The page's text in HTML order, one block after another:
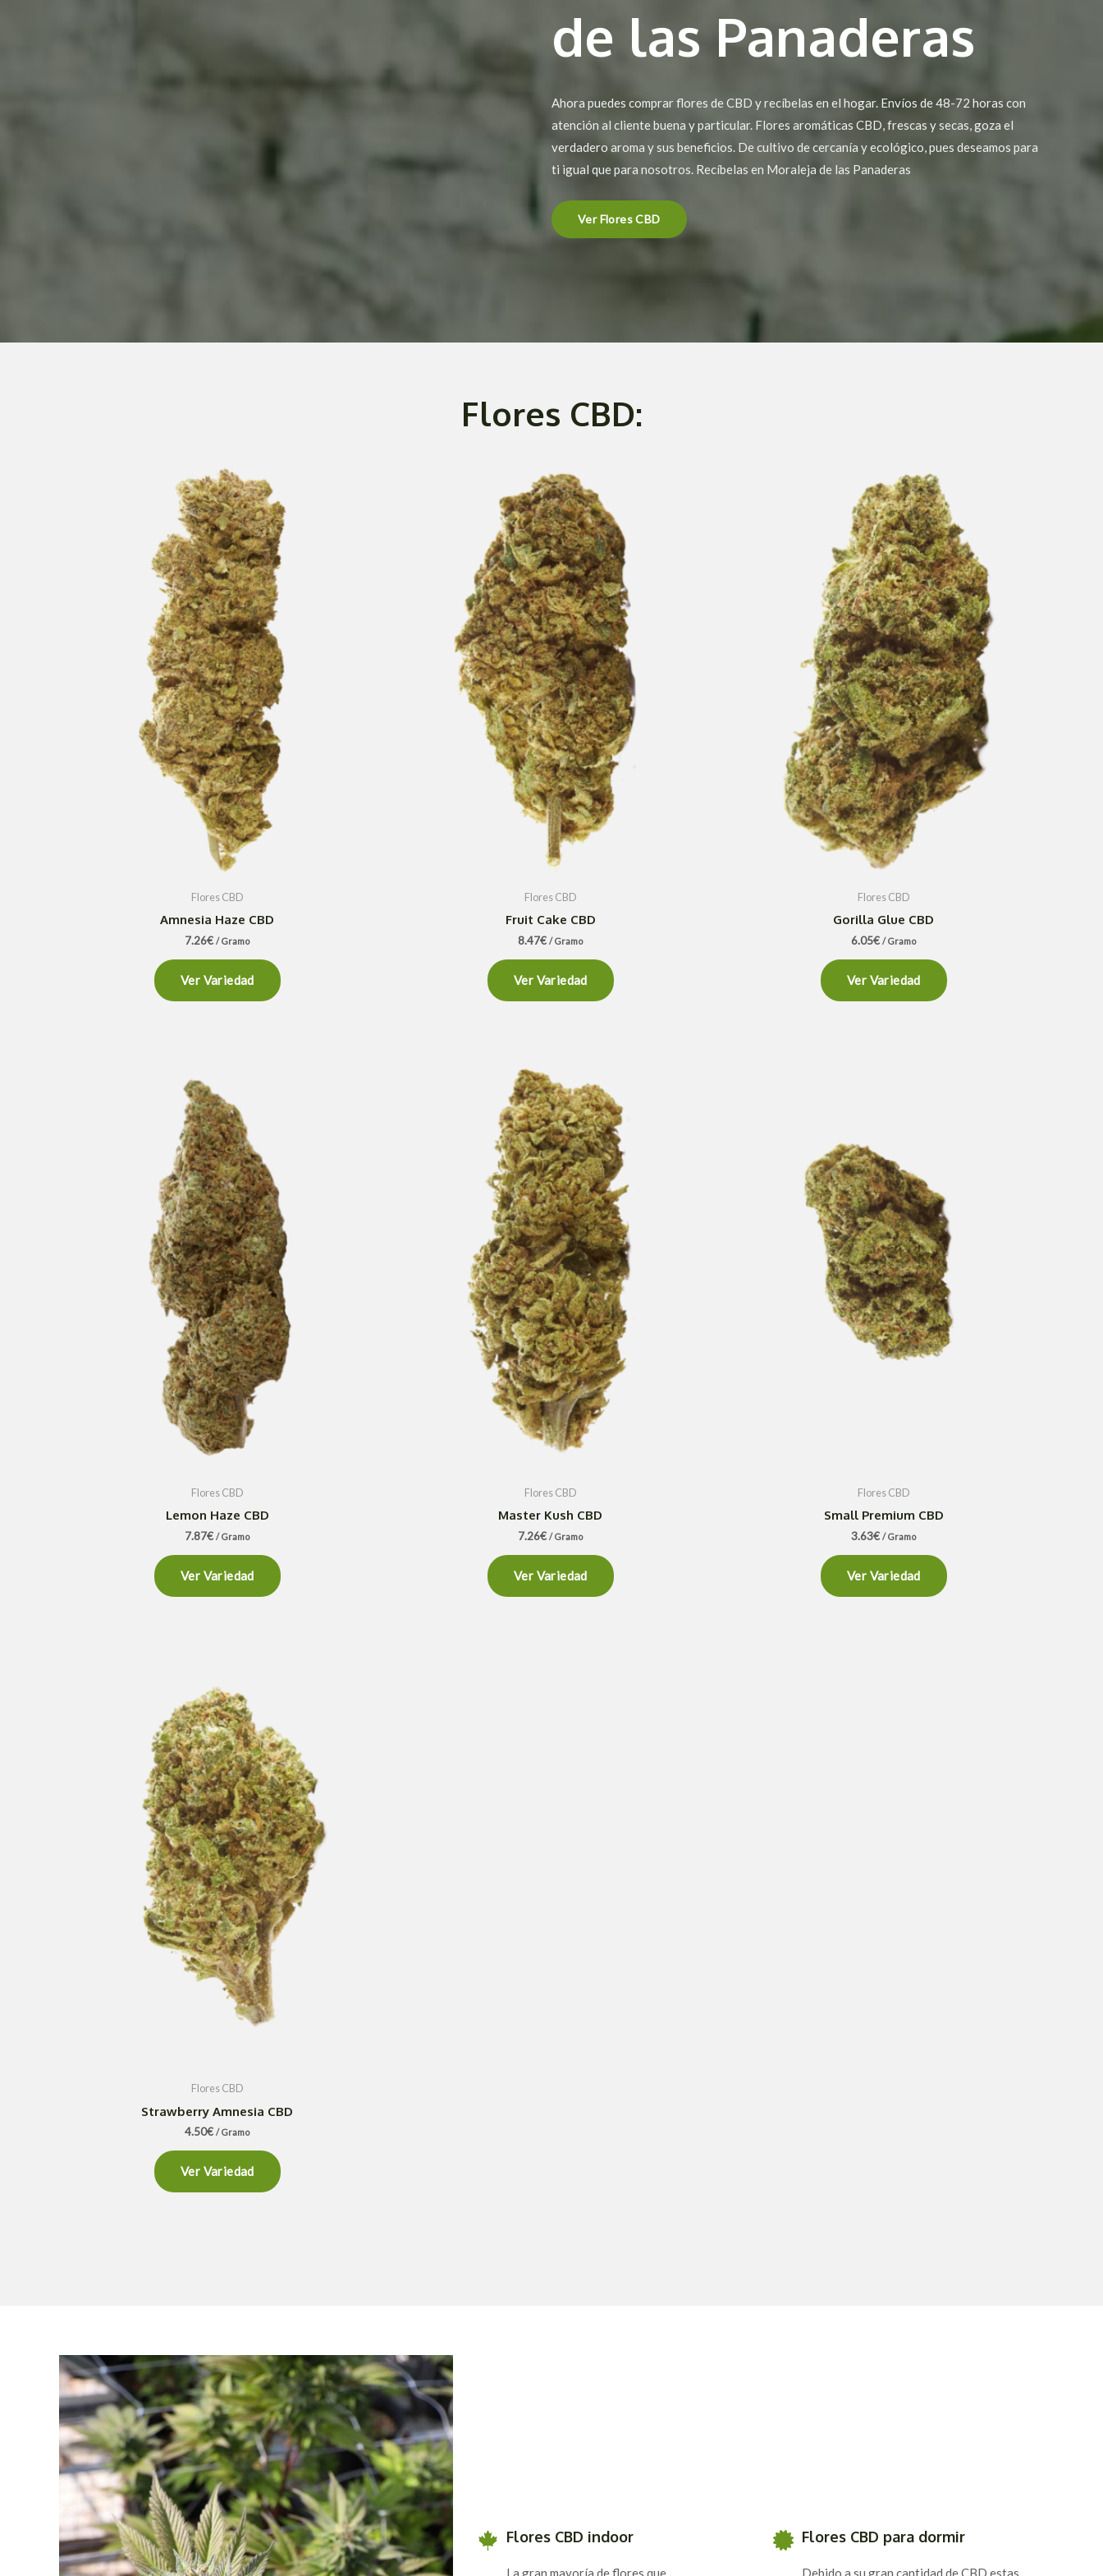
de las Panaderas
Ahora puedes comprar flores de CBD y recíbelas en el hogar. Envíos de 48-72 horas con
atención al cliente buena y particular. Flores aromáticas CBD, frescas y secas, goza el
verdadero aroma y sus beneficios. De cultivo de cercanía y ecológico, pues deseamos para
ti igual que para nosotros. Recíbelas en Moraleja de las Panaderas
Ver Flores CBD
Flores CBD:
Flores CBD
Amnesia Haze CBD
7.26€ / Gramo
Ver Variedad
Flores CBD
Fruit Cake CBD
8.47€ / Gramo
Ver Variedad
Flores CBD
Gorilla Glue CBD
6.05€ / Gramo
Ver Variedad
Flores CBD
Lemon Haze CBD
7.87€ / Gramo
Ver Variedad
Flores CBD
Master Kush CBD
7.26€ / Gramo
Ver Variedad
Flores CBD
Small Premium CBD
3.63€ / Gramo
Ver Variedad
Flores CBD
Strawberry Amnesia CBD
4.50€ / Gramo
Ver Variedad
Flores CBD indoor
La gran mayoría de flores que
Flores CBD para dormir
Debido a su gran cantidad de CBD estas